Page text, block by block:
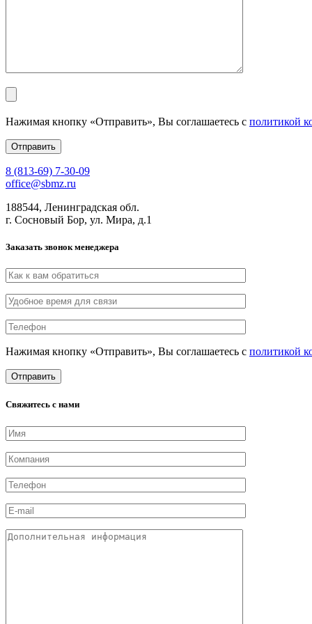
Нажимая кнопку «Отправить», Вы соглашаетесь с политикой
8 (813-69) 7-30-09
office@sbmz.ru
188544, Ленинградская обл.
г. Сосновый Бор, ул. Мира, д.1
Заказать звонок менеджера
Нажимая кнопку «Отправить», Вы соглашаетесь с политикой
Свяжитесь с нами